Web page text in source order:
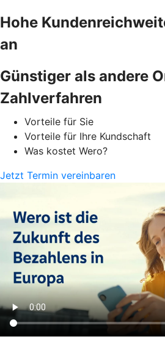
Hohe
an
Günstiger als andere
Zahlverfahren
Vorteile für Sie
Vorteile für Ihre Kundschaft
Was kostet Wero?
Jetzt Termin vereinbaren